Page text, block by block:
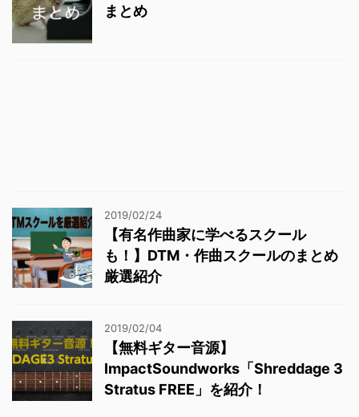
まとめ
2019/02/24
【有名作曲家に学べるスクール
も！】DTM・作曲スクールのまとめ
厳選紹介
2019/02/04
【無料ギター音源】
ImpactSoundworks「Shreddage 3
Stratus FREE」を紹介！